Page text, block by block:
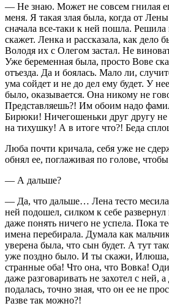
— Не знаю. Может не совсем гнилая
меня. Я такая злая была, когда от
сначала все-таки к ней пошла.
скажет. Ленка и рассказала, как дело
Володя их с Олегом застал. Не
Уже беременная была, просто Вове
отъезда. Да и боялась. Мало ли,
ума сойдет и не до дел ему будет. У
было, оказывается. Она никому не
Представляешь?! Им обоим надо
Бирюки! Ничегошеньки друг другу не
на тихушку! А в итоге что?! Беда
Люба почти кричала, себя уже не
обнял ее, поглаживая по голове,
— А дальше?
— Да, что дальше… Лена тесто месила
ней подошел, силком к себе
даже понять ничего не успела. Пока
имена перебирала. Думала как
уверена была, что сын будет. А тут
уже поздно было. И ты скажи, Илюша,
странные оба! Что она, что Вовка!
даже разговаривать не захотел с ней,
подалась, точно зная, что он ее не
Разве так можно?!